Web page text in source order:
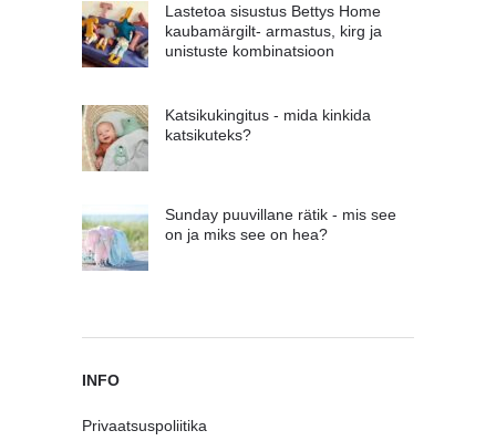
Lastetoa sisustus Bettys Home
kaubamärgilt- armastus, kirg ja
unistuste kombinatsioon
Katsikukingitus - mida kinkida
katsikuteks?
Sunday puuvillane rätik - mis see
on ja miks see on hea?
INFO
Privaatsuspoliitika